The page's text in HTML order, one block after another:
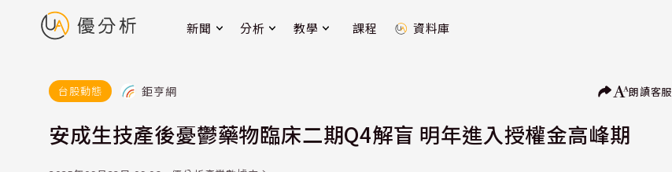
新聞 分析 教學 課程 資料庫
台股動態 鉅亨網 朗讀客服
安成生技產後憂鬱藥物臨床二期Q4解盲 明年進入授權金高峰期